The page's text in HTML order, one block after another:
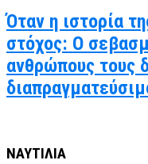
Όταν η ιστορία
στόχος: Ο
ανθρώπους τους
ΝΑΥΤΙΛΙΑ